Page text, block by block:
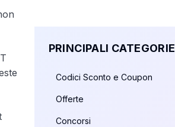
PRINCIPALI CATEGORIE
Codici Sconto e Coupon
Offerte
Concorsi